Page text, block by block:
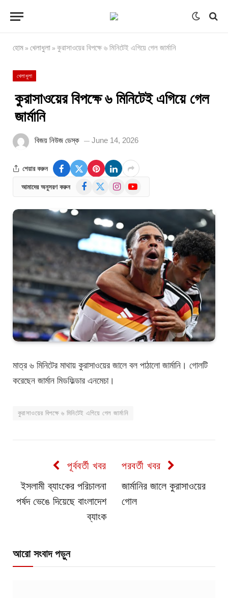
হোম » খেলাধুলা » কুরাসাওয়ের বিপক্ষে ৬ মিনিটেই এগিয়ে গেল জার্মানি
খেলাধুলা
কুরাসাওয়ের বিপক্ষে ৬ মিনিটেই এগিয়ে গেল
জার্মানি
বিজয় নিউজ ডেস্ক June 14, 2026
শেয়ার করুন
আমাদের অনুসরণ করুন Facebook InstagramYouTube
মাত্র ৬ মিনিটের মাথায় কুরাসাওয়ের জালে বল পাঠালো জার্মানি। গোলটি
করেছেন জার্মান মিডফিল্ডার এনমেচা।
কুরাসাওয়ের বিপক্ষে ৬ মিনিটেই এগিয়ে গেল জার্মানি
পূর্ববর্তী খবর
ইসলামী ব্যাংকের পরিচালনা
পর্ষদ ভেঙে দিয়েছে বাংলাদেশ
ব্যাংক
পরবর্তী খবর
জার্মানির জালে কুরাসাওয়ের
গোল
আরো সংবাদ পড়ুন